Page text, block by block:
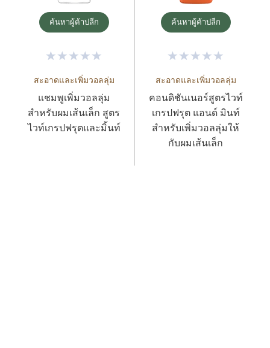
ค้นหาผู้ค้าปลีก
สะอาดและเพิ่มวอลลุ่ม
แชมพูเพิ่มวอลลุ่ม
สำหรับผมเส้นเล็ก สูตร
ไวท์เกรปฟรุตและมิ้นท์
ค้นหาผู้ค้าปลีก
สะอาดและเพิ่มวอลลุ่ม
คอนดิชันเนอร์สูตรไวท์
เกรปฟรุต แอนด์ มินท์
สำหรับเพิ่มวอลลุ่มให้
กับผมเส้นเล็ก